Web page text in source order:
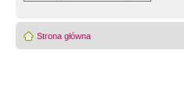
Strona główna